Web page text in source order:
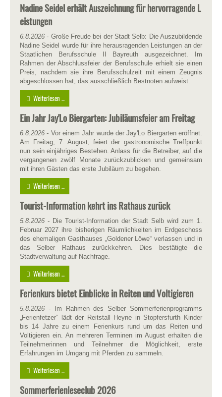
Nadine Seidel erhält Auszeichnung für hervorragende L
eistungen
6.8.2026 - Große Freude bei der Stadt Selb: Die Auszubildende
Nadine Seidel wurde für ihre herausragenden Leistungen an der
Staatlichen Berufsschule II Bayreuth ausgezeichnet. Im
Rahmen der Abschlussfeier der Berufsschule erhielt sie einen
Preis, nachdem sie ihre Berufsschulzeit mit einem Zeugnis
abgeschlossen hat, das ausschließlich Bestnoten aufweist.
Weiterlesen ...
Ein Jahr Jay'Lo Biergarten: Jubiläumsfeier am Freitag
6.8.2026 - Vor einem Jahr wurde der Jay'Lo Biergarten eröffnet.
Am Freitag, 7. August, feiert der gastronomische Treffpunkt
nun sein einjähriges Bestehen. Anlass für die Betreiber, auf die
vergangenen zwölf Monate zurückzublicken und gemeinsam
mit ihren Gästen das erste Jubiläum zu begehen.
Weiterlesen ...
Tourist-Information kehrt ins Rathaus zurück
5.8.2026 - Die Tourist-Information der Stadt Selb wird zum 1.
Februar 2027 ihre bisherigen Räumlichkeiten im Erdgeschoss
des ehemaligen Gasthauses „Goldener Löwe“ verlassen und in
das Selber Rathaus zurückkehren. Dies bestätigte die
Stadtverwaltung auf Nachfrage.
Weiterlesen ...
Ferienkurs bietet Einblicke in Reiten und Voltigieren
5.8.2026 - Im Rahmen des Selber Sommerferienprogramms
„Ferienfetzer“ lädt der Reitstall Heyne in Stopfersfurth Kinder
bis 14 Jahre zu einem Ferienkurs rund um das Reiten und
Voltigieren ein. An mehreren Terminen im August erhalten die
Teilnehmerinnen und Teilnehmer die Möglichkeit, erste
Erfahrungen im Umgang mit Pferden zu sammeln.
Weiterlesen ...
Sommerferienleseclub 2026